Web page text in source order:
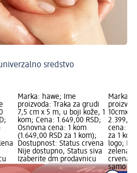
sredstvo
Marka: hawe; Ime
proizvoda: Traka za grudi
7,5 cm x 5 m, u boji kože, 1
kom; Cena: 1.649,00 RSD;
Osnovna cena: 1 kom
(1.649,00 RSD za 1 kom);
Dostupnost: Status crvena
Nije dostupno, Status siva
Izaberite dm prodavnicu
Marka:
cena: 1
za 1
logo;
zelena
crvena
samo